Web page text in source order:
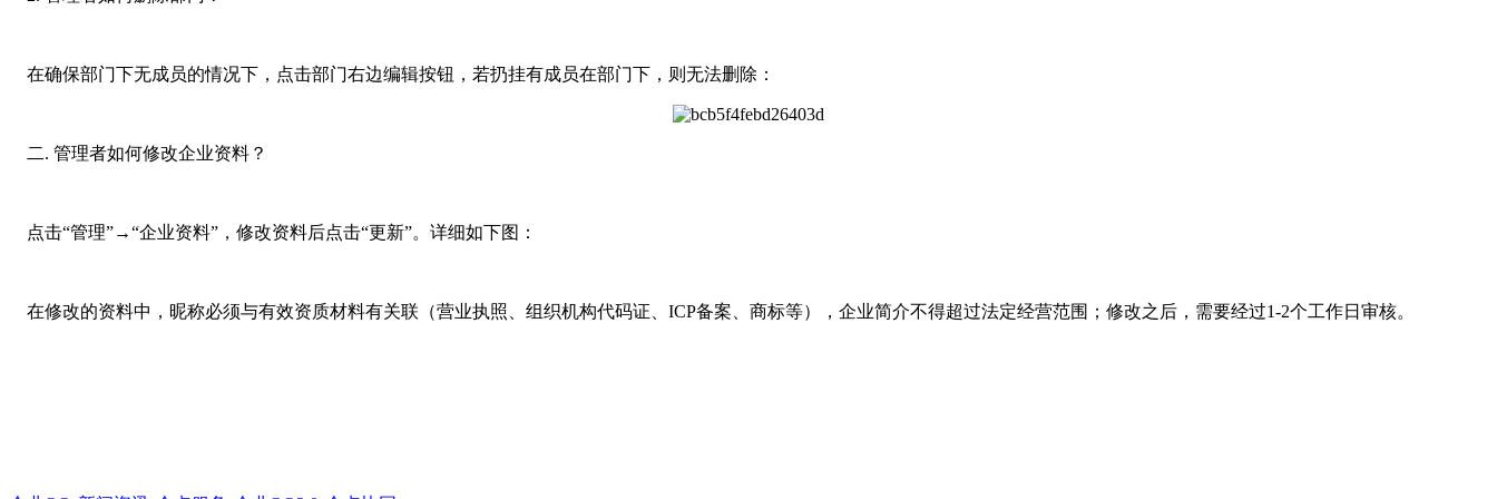
在确保部门下无成员的情况下，点击部门右边编辑按钮，若扔挂有成员在部门下，则无法删除：
二. 管理者如何修改企业资料？
点击“管理”→“企业资料”，修改资料后点击“更新”。详细如下图：
在修改的资料中，昵称必须与有效资质材料有关联（营业执照、组织机构代码证、ICP备案、商标等），企业简介不得超过法定经营范围；修改之后，需要经过1-2个工作日审核。